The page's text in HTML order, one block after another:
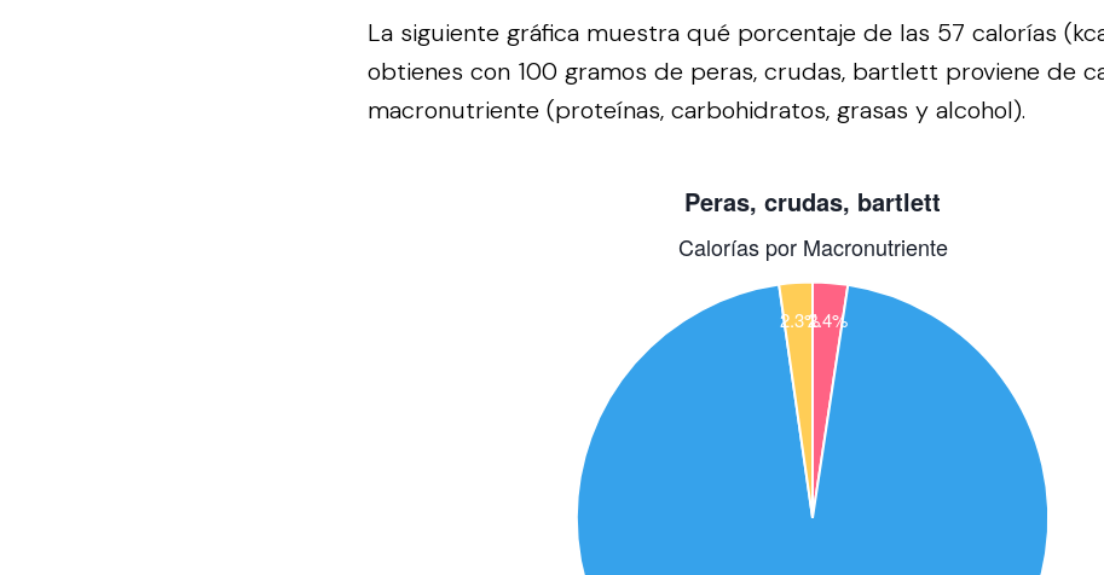
La siguiente gráfica muestra qué porcentaje de las 57 calorías
obtienes con 100 gramos de peras, crudas, bartlett proviene de
macronutriente (proteínas, carbohidratos, grasas y alcohol).